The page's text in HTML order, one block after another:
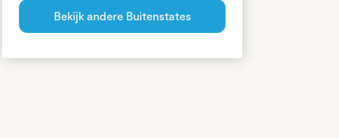
Bekijk andere Buitenstates